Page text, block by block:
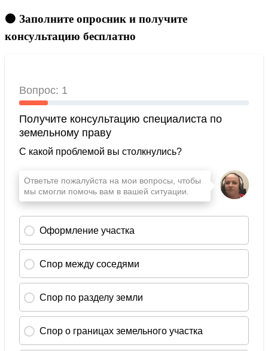
🟠 Заполните опросник и получите
консультацию бесплатно